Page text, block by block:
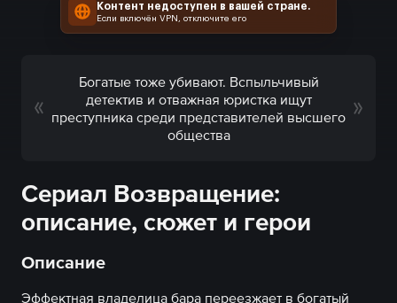
Контент недоступен в вашей стране.
Если включён VPN, отключите его
Богатые тоже убивают. Вспыльчивый
детектив и отважная юристка ищут
преступника среди представителей высшего
общества
Сериал Возвращение:
описание, сюжет и герои
Описание
Эффектная владелица бара переезжает в богатый